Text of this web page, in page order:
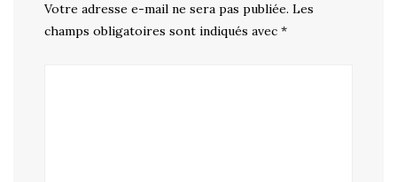
Votre adresse e-mail ne sera pas publiée. Les
champs obligatoires sont indiqués avec *